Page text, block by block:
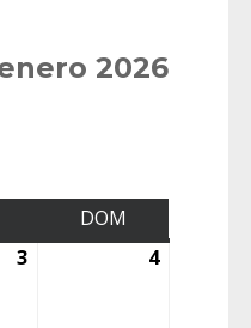
2026
DOM
3 4